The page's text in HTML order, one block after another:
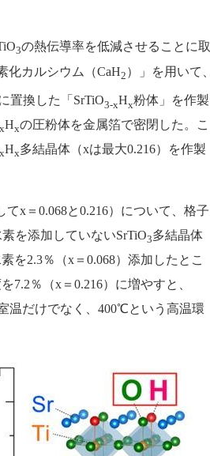
3の熱伝導率を低減させることに取
化カルシウム（CaH2 ）」を用いて、
置換した「SrTiO3-xHx粉体」を作製
Hxの圧粉体を金属箔で密閉した。こ
Hx多結晶体（xは最大0.216）を作製
x＝0.068と0.216）について、格子
を添加していないSrTiO3多結晶体
を2.3％（x＝0.068）添加したとこ
7.2％（x＝0.216）に増やすと、
温だけでなく、400℃という高温環